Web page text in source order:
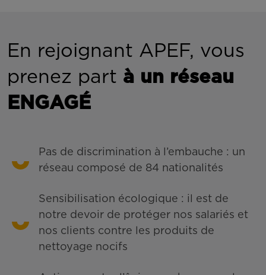
En rejoignant APEF, vous
prenez part à un réseau
ENGAGÉ
Pas de discrimination à l’embauche : un
réseau composé de 84 nationalités
Sensibilisation écologique : il est de
notre devoir de protéger nos salariés et
nos clients contre les produits de
nettoyage nocifs